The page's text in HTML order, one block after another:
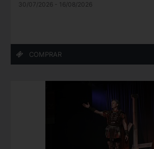
30/07/2026 - 16/08/2026